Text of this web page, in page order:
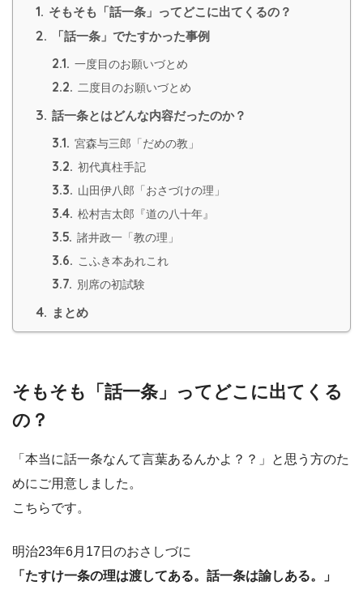
1. そもそも「話一条」ってどこに出てくるの？
2. 「話一条」でたすかった事例
2.1. 一度目のお願いづとめ
2.2. 二度目のお願いづとめ
3. 話一条とはどんな内容だったのか？
3.1. 宮森与三郎「だめの教」
3.2. 初代真柱手記
3.3. 山田伊八郎「おさづけの理」
3.4. 松村吉太郎『道の八十年』
3.5. 諸井政一「教の理」
3.6. こふき本あれこれ
3.7. 別席の初試験
4. まとめ
そもそも「話一条」ってどこに出てくる
の？
「本当に話一条なんて言葉あるんかよ？？」と思う方のた
めにご用意しました。
こちらです。
明治23年6月17日のおさしづに
「たすけ一条の理は渡してある。話一条は諭しある。」